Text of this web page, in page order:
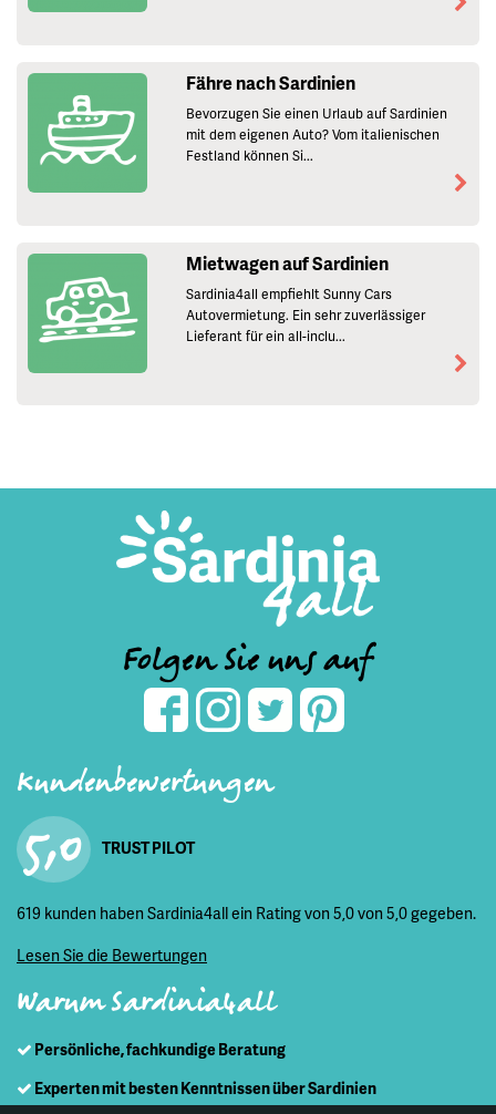
Fähre nach Sardinien
Bevorzugen Sie einen Urlaub auf Sardinien
mit dem eigenen Auto? Vom italienischen
Festland können Si...
Mietwagen auf Sardinien
Sardinia4all empfiehlt Sunny Cars
Autovermietung. Ein sehr zuverlässiger
Lieferant für ein all-inclu...
Folgen Sie uns auf
Kundenbewertungen
5,0 TRUST PILOT
619 kunden haben Sardinia4all ein Rating von 5,0 von 5,0 gegeben.
Lesen Sie die Bewertungen
Warum Sardinia4all
Persönliche, fachkundige Beratung
Experten mit besten Kenntnissen über Sardinien